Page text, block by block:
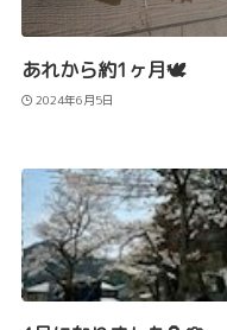
あれから約1ヶ月🕊️
2024年6月5日